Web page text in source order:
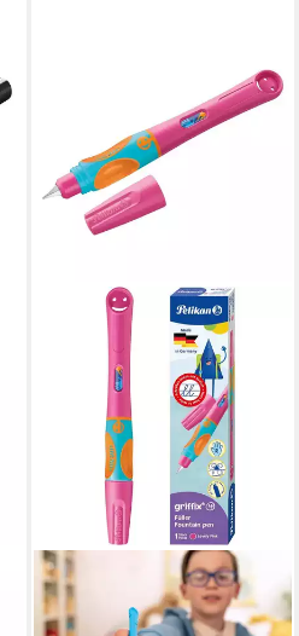
PELIKAN
Füllfederhalter Pelikan griffix
Füllhalter Lovely Pink, für